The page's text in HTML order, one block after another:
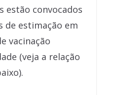
estão convocados
de estimação em
vacinação
(veja a relação